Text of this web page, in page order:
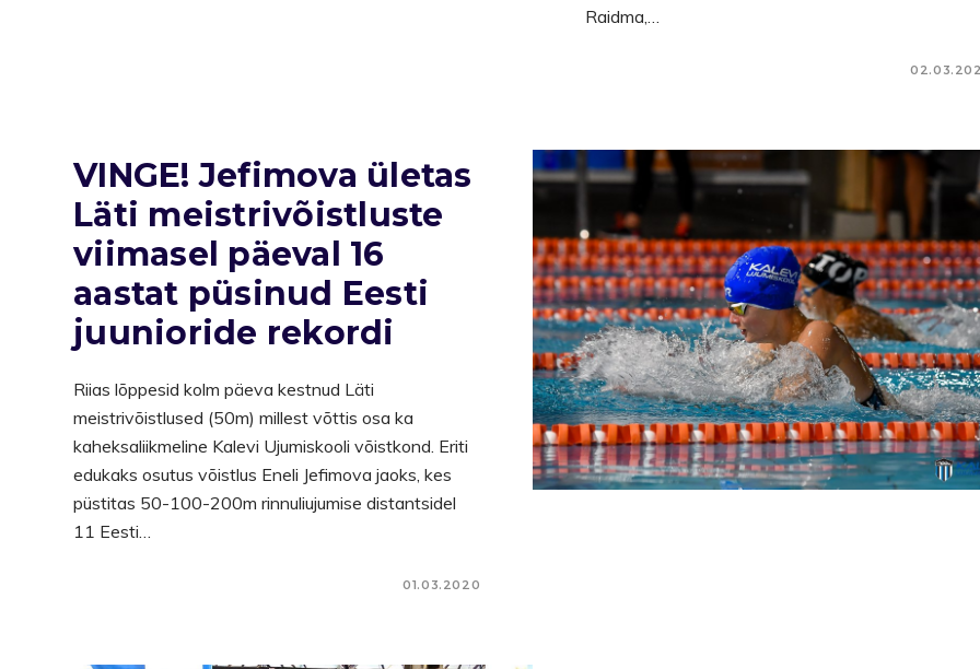
Raidma,…
VINGE! Jefimova ületas
Läti meistrivõistluste
viimasel päeval 16
aastat püsinud Eesti
juunioride rekordi
Riias lõppesid kolm päeva kestnud Läti
meistrivõistlused (50m) millest võttis osa ka
kaheksaliikmeline Kalevi Ujumiskooli võistkond. Eriti
edukaks osutus võistlus Eneli Jefimova jaoks, kes
püstitas 50-100-200m rinnuliujumise distantsidel
11 Eesti…
01.03.2020